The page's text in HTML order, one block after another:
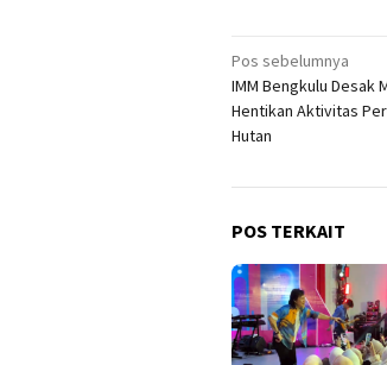
Navigasi
pos
Pos sebelumnya
IMM Bengkulu Desak
Hentikan Aktivitas
Hutan
POS TERKAIT